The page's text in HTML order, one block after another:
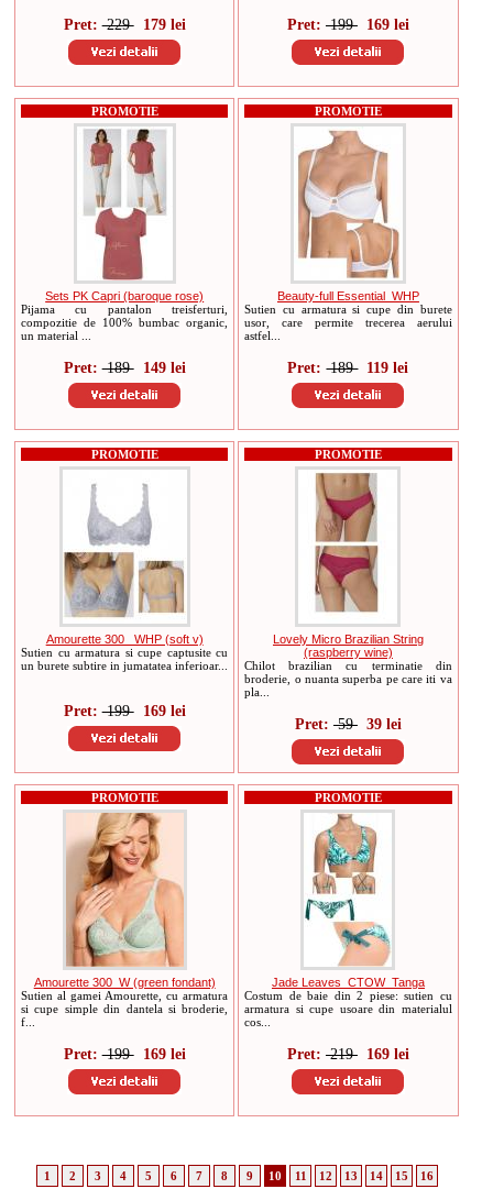
Pret:229179 lei Pret: 199169 lei
PROMOTIE
Sets PK Capri (baroque rose)
Pijama cu pantalon treisferturi,
compozitie de 100% bumbac organic,
un material ...
Pret:189149 lei
PROMOTIE
Beauty-full Essential_WHP
Sutien cu armatura si cupe din burete
usor, care permite trecerea aerului
astfel...
Pret:189119 lei
PROMOTIE
Amourette 300 _WHP (soft v)
Sutien cu armatura si cupe captusite cu
un burete subtire in jumatatea inferioar...
Pret:199169 lei
PROMOTIE
Lovely Micro Brazilian String
(raspberry wine)
Chilot brazilian cu terminatie din
broderie, o nuanta superba pe care iti va
pla...
Pret: 5939 lei
PROMOTIE
Amourette 300_W (green fondant)
Sutien al gamei Amourette, cu armatura
si cupe simple din dantela si broderie,
f...
Pret:199169 lei
PROMOTIE
Jade Leaves_CTOW_Tanga
Costum de baie din 2 piese: sutien cu
armatura si cupe usoare din materialul
cos...
Pret: 219169 lei
1 2 3 4 5 6 7 8 9 10 11 12 13 14 15 16